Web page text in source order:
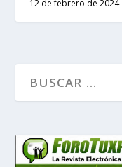
12 de febrero de 2024